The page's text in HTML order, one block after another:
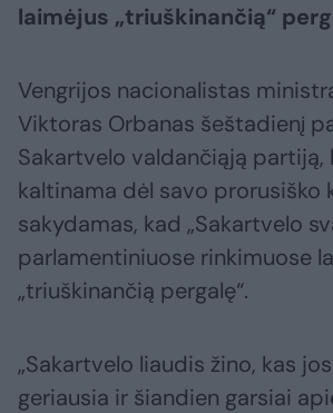
laimėjus „triuškinančią“
Vengrijos nacionalistas
Viktoras Orbanas šeštadienį
Sakartvelo valdančiąją partiją,
kaltinama dėl savo prorusiško
sakydamas, kad „Sakartvelo
parlamentiniuose rinkimuose
„triuškinančią pergalę“.
„Sakartvelo liaudis žino, kas
geriausia ir šiandien garsiai